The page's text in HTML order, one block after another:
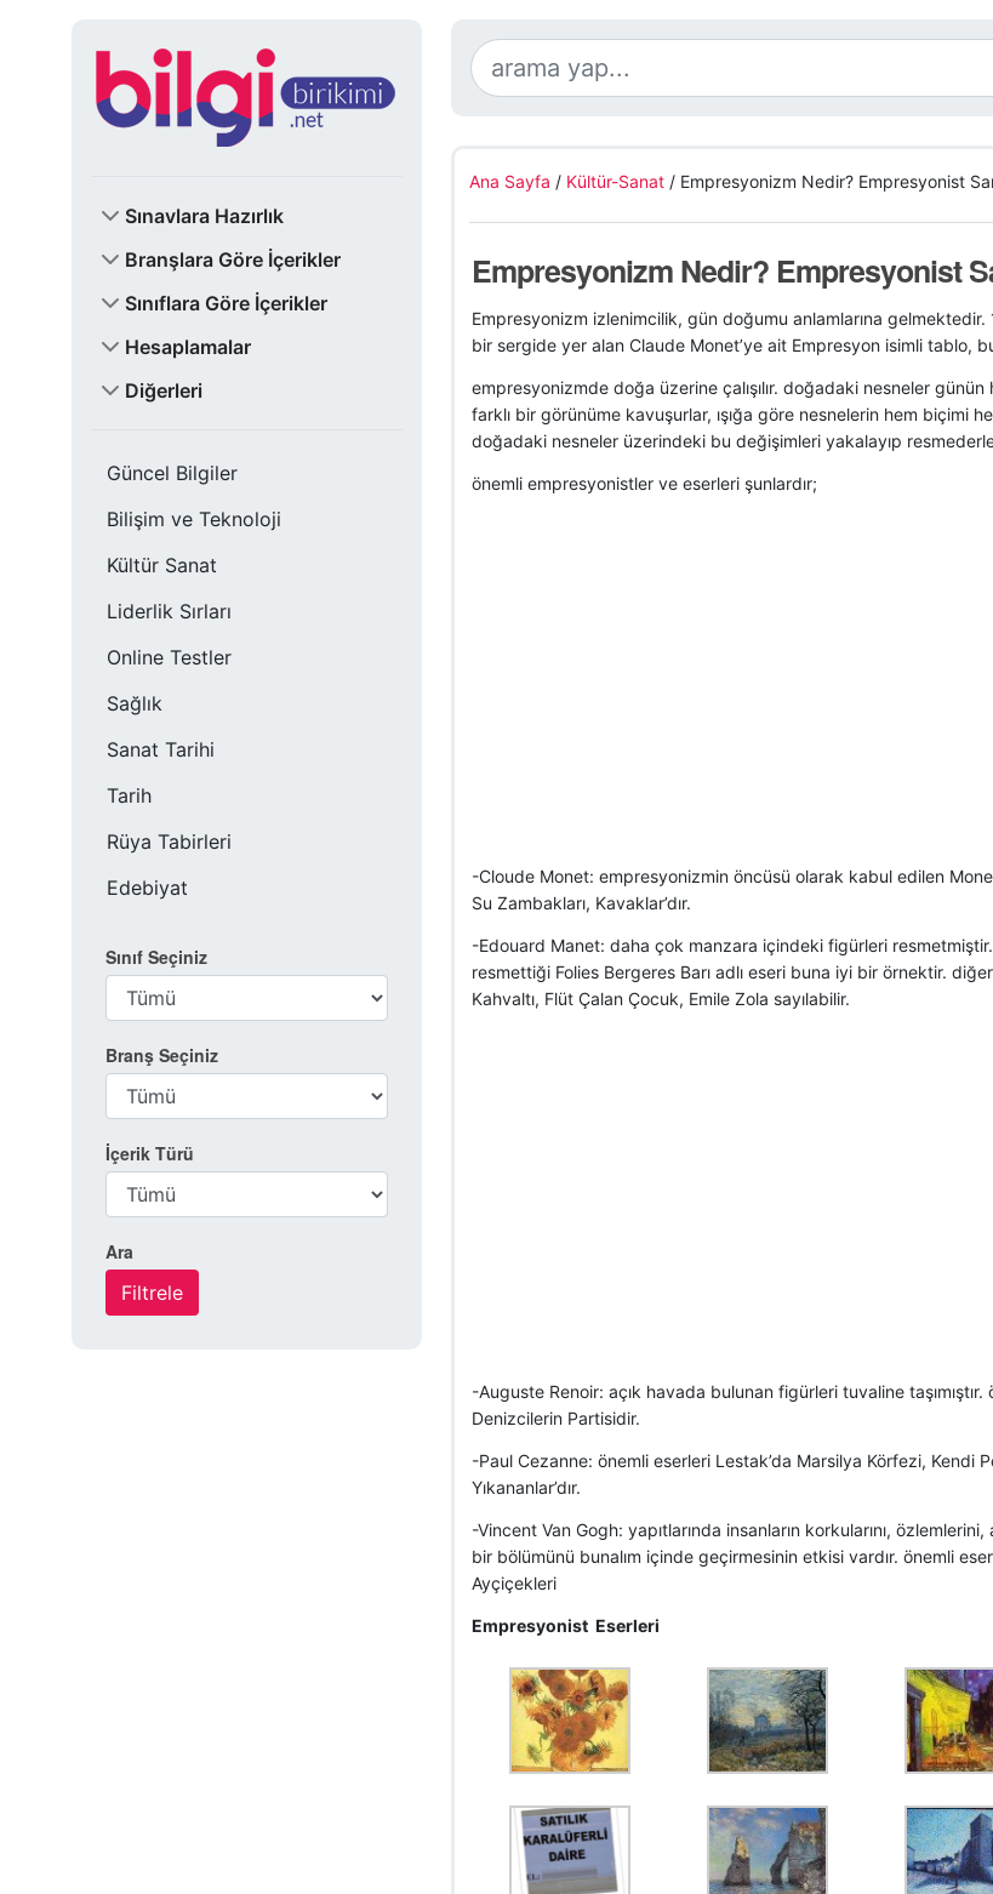
Sınavlara Hazırlık
Branşlara Göre İçerikler
Sınıflara Göre İçerikler
Hesaplamalar
Diğerleri
Güncel Bilgiler
Bilişim ve Teknoloji
Kültür Sanat
Liderlik Sırları
Online Testler
Sağlık
Sanat Tarihi
Tarih
Rüya Tabirleri
Edebiyat
Sınıf Seçiniz
Branş Seçiniz
İçerik Türü
Ara
Ana Sayfa / Kültür-Sanat/ Empresyonizm Nedir? Empresyonist
Empresyonizm Nedir? Empresyonist
Empresyonizm izlenimcilik, gün doğumu anlamlarına gelmektedir.
bir sergide yer alan Claude Monet’ye ait Empresyon isimli tablo, bu
empresyonizmde doğa üzerine çalışılır. doğadaki nesneler günün
farklı bir görünüme kavuşurlar, ışığa göre nesnelerin hem biçimi
doğadaki nesneler üzerindeki bu değişimleri yakalayıp
önemli empresyonistler ve eserleri şunlardır;
-Cloude Monet: empresyonizmin öncüsü olarak kabul edilen
Su Zambakları, Kavaklar’dır.
-Edouard Manet: daha çok manzara içindeki figürleri
resmettiği Folies Bergeres Barı adlı eseri buna iyi bir örnektir.
Kahvaltı, Flüt Çalan Çocuk, Emile Zola sayılabilir.
-Auguste Renoir: açık havada bulunan figürleri tuvaline taşımıştır.
Denizcilerin Partisidir.
-Paul Cezanne: önemli eserleri Lestak’da Marsilya Körfezi, Kendi
Yıkananlar’dır.
-Vincent Van Gogh: yapıtlarında insanların korkularını, özlemlerini,
bir bölümünü bunalım içinde geçirmesinin etkisi vardır. önemli
Ayçiçekleri
Empresyonist Eserleri